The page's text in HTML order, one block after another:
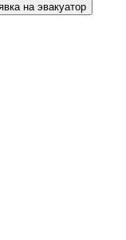
заявка на эвакуатор